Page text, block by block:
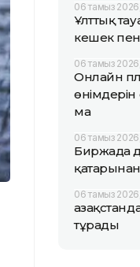
06 тамыз
Ұлттық
кешек пен
06 тамыз
Онлайн
ма
06 тамыз
Биржада
06 тамыз
тұрады